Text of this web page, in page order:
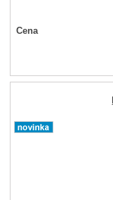
Cena